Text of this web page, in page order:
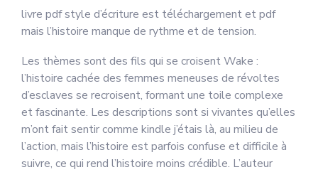
livre pdf style d’écriture est téléchargement et pdf
mais l’histoire manque de rythme et de tension.
Les thèmes sont des fils qui se croisent Wake :
l’histoire cachée des femmes meneuses de révoltes
d’esclaves se recroisent, formant une toile complexe
et fascinante. Les descriptions sont si vivantes qu’elles
m’ont fait sentir comme kindle j’étais là, au milieu de
l’action, mais l’histoire est parfois confuse et difficile à
suivre, ce qui rend l’histoire moins crédible. L’auteur